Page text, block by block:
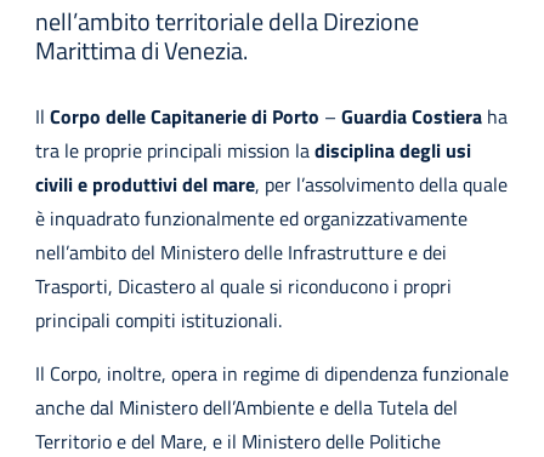
nell’ambito territoriale della Direzione
Marittima di Venezia.
Il Corpo delle Capitanerie di Porto – Guardia Costieraha
tra le proprie principali mission ladisciplina degli usi
civili e produttivi del mare, per l’assolvimento della quale
è inquadrato funzionalmente ed organizzativamente
nell’ambito del Ministero delle Infrastrutture e dei
Trasporti, Dicastero al quale si riconducono i propri
principali compiti istituzionali.
Il Corpo, inoltre, opera in regime di dipendenza funzionale
anche dal Ministero dell’Ambiente e della Tutela del
Territorio e del Mare, e il Ministero delle Politiche